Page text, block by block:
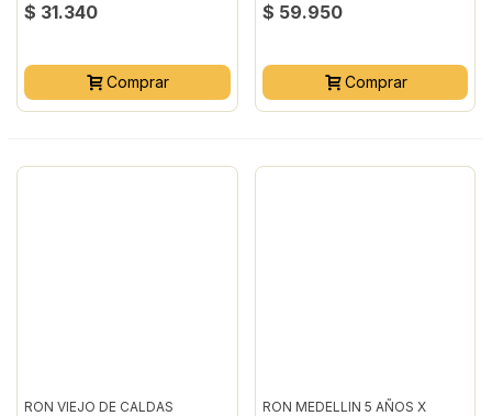
$ 31.340
Comprar
$ 59.950
Comprar
RON VIEJO DE CALDAS
RON MEDELLIN 5 AÑOS X